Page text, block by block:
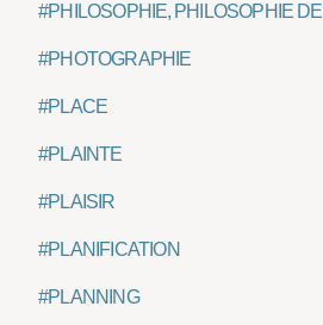
#PHILOSOPHIE, PHILOSOPHIE
#PHOTOGRAPHIE
#PLACE
#PLAINTE
#PLAISIR
#PLANIFICATION
#PLANNING